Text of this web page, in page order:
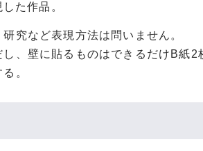
た作品。
究など表現方法は問いません。
、壁に貼るものはできるだけB紙2
。